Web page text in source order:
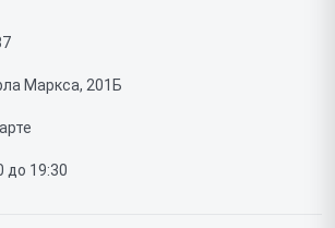
оплаты
Маркса, 201Б
до 19:30